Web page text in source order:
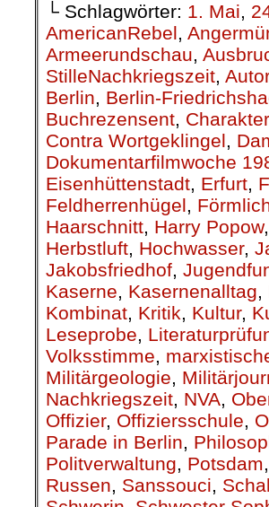
└ Schlagwörter: 1. Mai,
AmericanRebel,
Armeerundschau,
StilleNachkriegszeit, Autor
Berlin, Berlin-
Buchrezensent,
Contra Wortgeklingel,
Dokumentarfilmwoche
Eisenhüttenstadt, Erfurt,
Feldherrenhügel,
Haarschnitt, Harry Popow,
Herbstluft, Hochwasser,
Jakobsfriedhof,
Kaserne, Kasernenalltag,
Kombinat, Kritik, Kultur,
Leseprobe,
Volksstimme,
Militärgeologie,
Nachkriegszeit, NVA,
Offizier, Offiziersschule,
Parade in Berlin,
Politverwaltung, Potsdam,
Russen, Sanssouci,